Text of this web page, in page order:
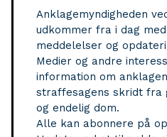
Anklagemyndigheden
udkommer fra i dag
meddelelser og
Medier og andre
information om
straffesagens skridt
og endelig dom.
Alle kan abonnere på